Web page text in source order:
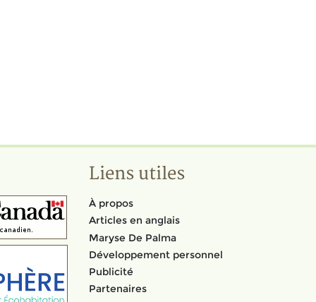
Liens utiles
À propos
Articles en anglais
Maryse De Palma
Développement personnel
Publicité
Partenaires